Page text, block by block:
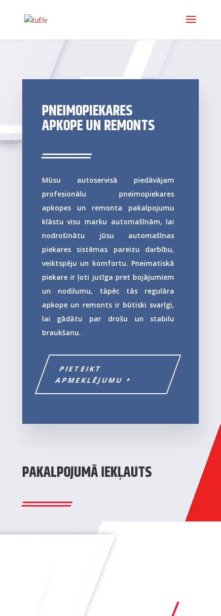
PNEIMOPIEKARES
APKOPE UN REMONTS
Mūsu autoservisā piedāvājam
profesionālu pneimopiekares
apkopes un remonta pakalpojumu
klāstu visu marku automašīnām, lai
nodrošinātu jūsu automašīnas
piekares sistēmas pareizu darbību,
veiktspēju un komfortu. Pneimatiskā
piekare ir ļoti jutīga pret bojājumiem
un nodilumu, tāpēc tās regulāra
apkope un remonts ir būtiski svarīgi,
lai gādātu par drošu un stabilu
braukšanu.
PIETEIKT
APMEKLĒJUMU
PAKALPOJUMĀ IEKĻAUTS